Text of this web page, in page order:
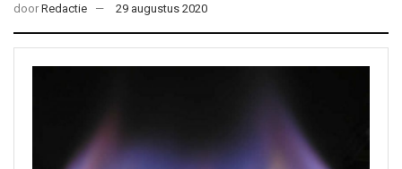
door Redactie 29 augustus 2020